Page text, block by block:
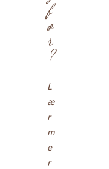
f
ø
r
?
L
æ
r
m
e
r